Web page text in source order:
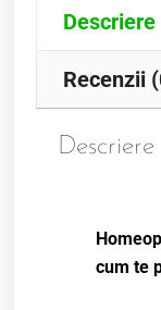
Descriere
Recenzii
Descriere
cum te